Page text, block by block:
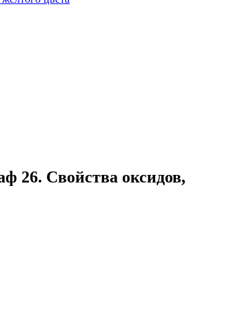
26. Свойства оксидов,